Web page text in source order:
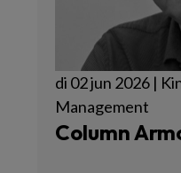
di 02 jun 2026 |
Management
Column